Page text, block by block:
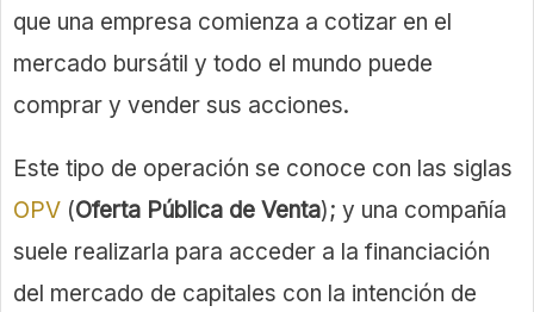
que una empresa comienza a cotizar en el
mercado bursátil y todo el mundo puede
comprar y vender sus acciones.
Este tipo de operación se conoce con las siglas
OPV (Oferta Pública de Venta); y una compañía
suele realizarla para acceder a la financiación
del mercado de capitales con la intención de